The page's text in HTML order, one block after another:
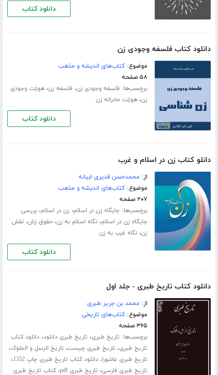
دانلود کتاب
دانلود کتاب فلسفه وجودی زن
موضوع:کتاب‌های اندیشه و مذهب
۵۸ صفحه
برچسب‌ها: فلسفه وجودی زن، فلسفه زن،ھویّت وجودی
زن،ھویّت مادرانه زن
دانلود کتاب
دانلو کتاب زن در اسلام و غرب
از: محمدحسن قدیری ابیانه
موضوع:کتاب‌های اندیشه و مذهب
۲۰۷ صفحه
برچسب‌ها: جایگاه زن در اسلام، زن در اسلام،بررسی
جایگاه زن در اسلام،نگاه اسلام به زن،حقوق زنان،نقش
زن،نگاه غرب به زن
دانلود کتاب
دانلود کتاب تاریخ طبری - جلد اول
از: محمد بن جریر طبری
موضوع:کتاب‌های تاریخی
۳۶۵ صفحه
برچسب‌ها: تاریخ طبری، تاریخ طبری دانلود،دانلود کتاب
تاریخ طبری، تاریخ طبری چیست، تاریخ الرسل و الملوک،
تاریخ طبری عاشورا،دانلود کتاب تاریخ طبری چاپ 1352 ،
تاریخ طبری فارسی، تاریخ طبری pdf ،کتاب تاریخ طبری